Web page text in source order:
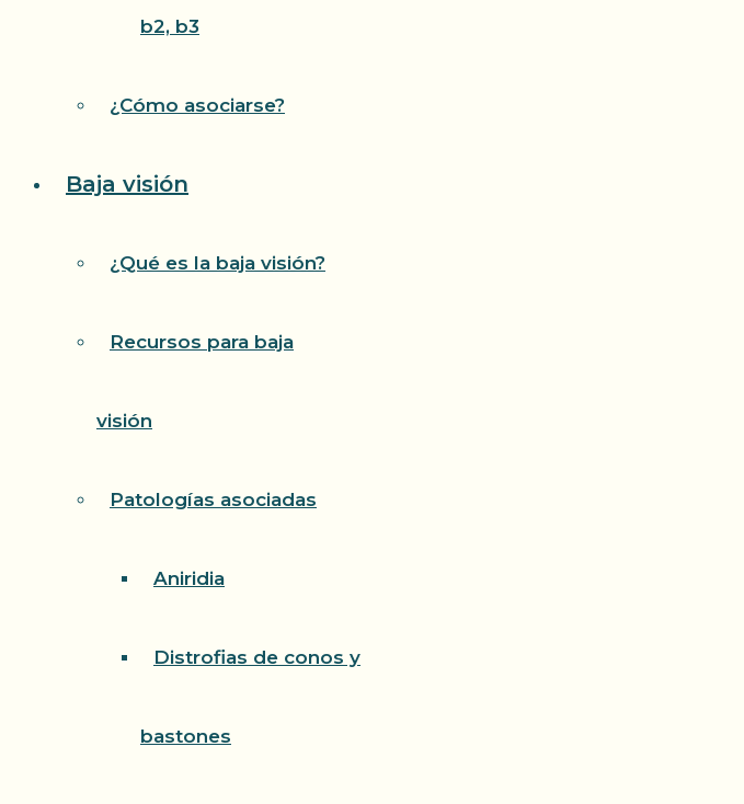
b2, b3
¿Cómo asociarse?
Baja visión
¿Qué es la baja visión?
Recursos para baja
visión
Patologías asociadas
Aniridia
Distrofias de conos y
bastones